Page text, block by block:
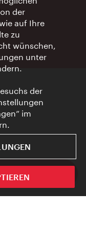
Guide App
der
auf Ihre
zu
wünschen,
unter
der
im